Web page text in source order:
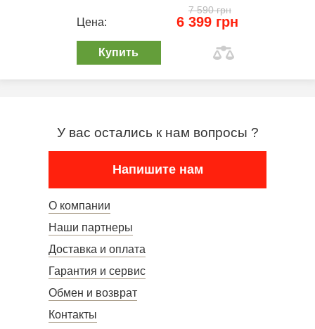
7 590 грн
Цена: 6 399 грн
Купить
У вас остались к нам вопросы ?
Напишите нам
О компании
Наши партнеры
Доставка и оплата
Гарантия и сервис
Обмен и возврат
Контакты